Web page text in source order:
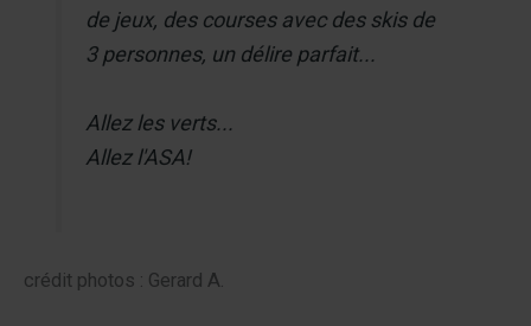
de jeux, des courses avec des skis de
3 personnes, un délire parfait...
Allez les verts...
Allez l'ASA!
crédit photos : Gerard A.